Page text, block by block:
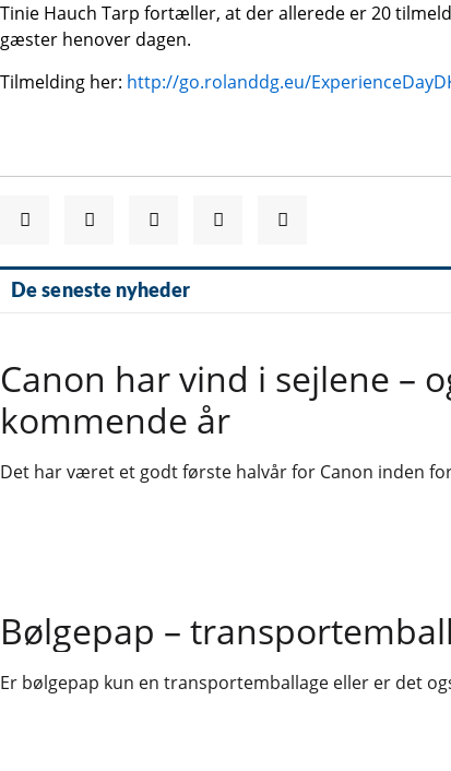
Tinie Hauch Tarp fortæller, at der allerede er 20
gæster henover dagen.
Tilmelding her: http://go.rolanddg.eu/
De seneste nyheder
Canon har vind i sejlene –
kommende år
Det har været et godt første halvår for Canon inden
Bølgepap –
Er bølgepap kun en transportemballage eller er det